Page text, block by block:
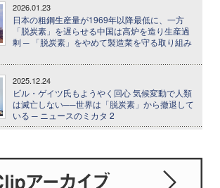
2026.01.23
日本の粗鋼生産量が1969年以降最低に、一方
「脱炭素」を遅らせる中国は高炉を造り生産過
剰 ─ 「脱炭素」をやめて製造業を守る取り組み
2025.12.24
ビル・ゲイツ氏もようやく回心 気候変動で人類
は滅亡しない──世界は「脱炭素」から撤退して
いる ─ ニュースのミカタ 2